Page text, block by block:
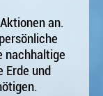
an.
nachhaltige
Erde und